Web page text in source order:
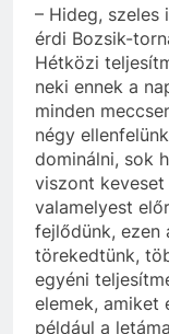
– Hideg, szeles
érdi Bozsik-
Hétközi
neki ennek a
minden
négy
dominálni, sok
viszont
valamelyest
fejlődünk, ezen
törekedtünk,
egyéni
elemek, amiket
például a